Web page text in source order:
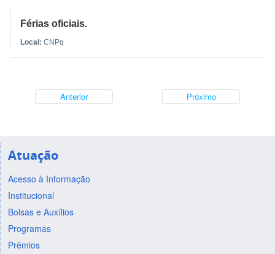
Férias oficiais.
Local: CNPq
Anterior Próximo
Atuação
Acesso à Informação
Institucional
Bolsas e Auxílios
Programas
Prêmios